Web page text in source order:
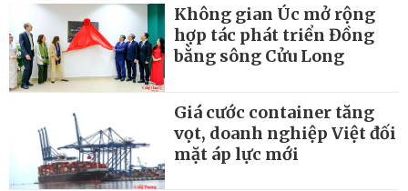
Không gian Úc mở rộng
hợp tác phát triển Đồng
bằng sông Cửu Long
Giá cước container tăng
vọt, doanh nghiệp Việt đối
mặt áp lực mới